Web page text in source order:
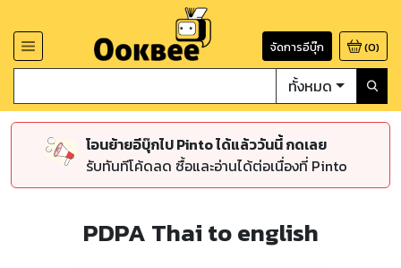
จัดการอีบุ๊ก (0)
ทั้งหมด
โอนย้ายอีบุ๊กไป Pinto ได้แล้ววันนี้ กดเลย
รับทันทีโค้ดลด ซื้อและอ่านได้ต่อเนื่องที่ Pinto
PDPA Thai to english